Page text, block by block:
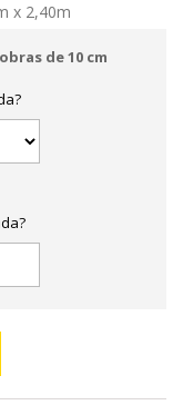
x 2,40m
de 10 cm